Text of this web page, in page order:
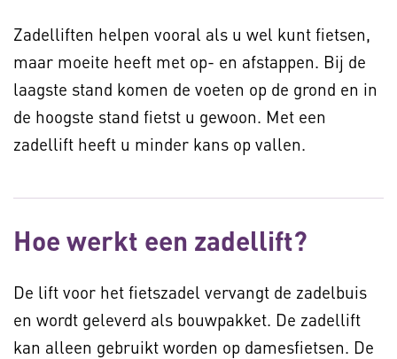
Zadelliften helpen vooral als u wel kunt fietsen,
maar moeite heeft met op- en afstappen. Bij de
laagste stand komen de voeten op de grond en in
de hoogste stand fietst u gewoon. Met een
zadellift heeft u minder kans op vallen.
Hoe werkt een zadellift?
De lift voor het fietszadel vervangt de zadelbuis
en wordt geleverd als bouwpakket. De zadellift
kan alleen gebruikt worden op damesfietsen. De